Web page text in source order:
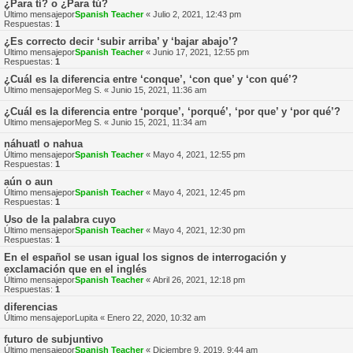
¿Para tí? o ¿Para tú?
Último mensajeporSpanish Teacher« Julio 2, 2021, 12:43 pm
Respuestas: 1
¿Es correcto decir ‘subir arriba’ y ‘bajar abajo’?
Último mensajeporSpanish Teacher« Junio 17, 2021, 12:55 pm
Respuestas: 1
¿Cuál es la diferencia entre ‘conque’, ‘con que’ y ‘con qué’?
Último mensajeporMeg S. « Junio 15, 2021, 11:36 am
¿Cuál es la diferencia entre ‘porque’, ‘porqué’, ‘por que’ y ‘por qué’?
Último mensajeporMeg S. « Junio 15, 2021, 11:34 am
náhuatl o nahua
Último mensajeporSpanish Teacher« Mayo 4, 2021, 12:55 pm
Respuestas: 1
aún o aun
Último mensajeporSpanish Teacher« Mayo 4, 2021, 12:45 pm
Respuestas: 1
Uso de la palabra cuyo
Último mensajeporSpanish Teacher« Mayo 4, 2021, 12:30 pm
Respuestas: 1
En el español se usan igual los signos de interrogación y
exclamación que en el inglés
Último mensajeporSpanish Teacher« Abril 26, 2021, 12:18 pm
Respuestas: 1
diferencias
Último mensajeporLupita « Enero 22, 2020, 10:32 am
futuro de subjuntivo
Último mensajeporSpanish Teacher« Diciembre 9, 2019, 9:44 am